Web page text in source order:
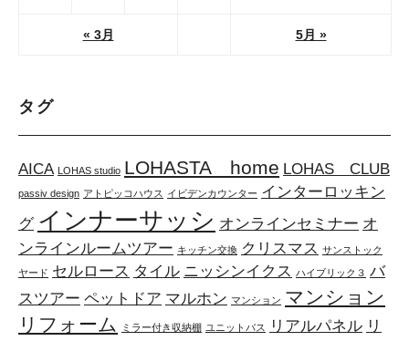
« 3月 5月 »
タグ
AICA LOHAS studio LOHASTA home LOHAS CLUB
passiv design アトピッコハウス イビデンカウンター インターロッキン
グ インナーサッシ オンラインセミナー オ
ンラインルームツアー キッチン交換 クリスマス サンストック
ヤード セルロース タイル ニッシンイクス ハイブリック３ バ
スツアー ペットドア マルホン マンション マンション
リフォーム
ミラー付き収納棚 ユニットバス リアルパネル リ